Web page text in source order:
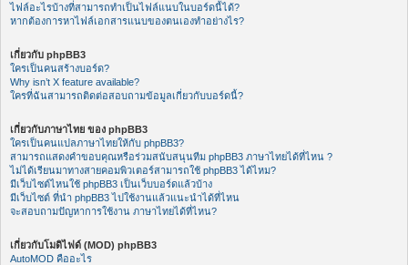
ไฟล์อะไรบ้างที่สามารถทำเป็นไฟล์แนบในบอร์ดนี้ได้?
หากต้องการหาไฟล์เอกสารแนบของตนเองทำอย่างไร?
เกี่ยวกับ phpBB3
ใครเป็นคนสร้างบอร์ด?
Why isn’t X feature available?
ใครที่ฉันสามารถติดต่อสอบถามข้อมูลเกี่ยวกับบอร์ดนี้?
เกี่ยวกับภาษาไทย ของ phpBB3
ใครเป็นคนแปลภาษาไทยให้กับ phpBB3?
สามารถแสดงคำขอบคุณหรือร่วมสนับสนุนทีม phpBB3 ภาษาไทยได้ที่ไหน ?
ไม่ได้เรียนมาทางสายคอมพิวเตอร์สามารถใช้ phpBB3 ได้ไหม?
มีเว็บไซต์ไหนใช้ phpBB3 เป็นเว็บบอร์ดแล้วบ้าง
มีเว็บไซต์ ที่นำ phpBB3 ไปใช้งานแล้วแนะนำได้ที่ไหน
จะสอบถามปัญหาการใช้งาน ภาษาไทยได้ที่ไหน?
เกี่ยวกับโมดิไฟด์ (MOD) phpBB3
AutoMOD คืออะไร